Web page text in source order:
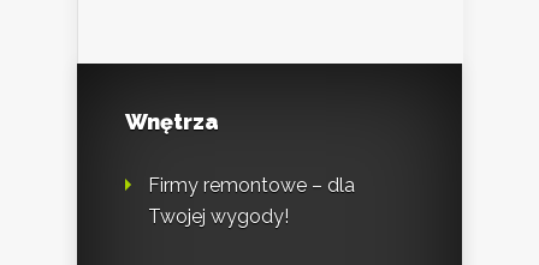
Wnętrza
Firmy remontowe – dla
Twojej wygody!